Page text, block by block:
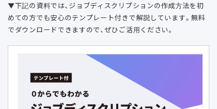
▼下記の資料では、ジョブディスクリプションの作成方法を初
めての方でも安心のテンプレート付きで解説しています。無料
でダウンロードできますので、ぜひご活用ください。